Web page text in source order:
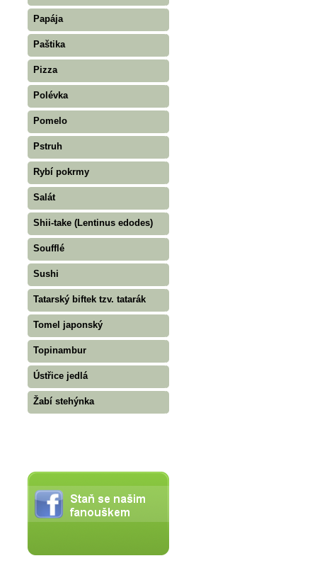
Papája
Paštika
Pizza
Polévka
Pomelo
Pstruh
Rybí pokrmy
Salát
Shii-take (Lentinus edodes)
Soufflé
Sushi
Tatarský biftek tzv. tatarák
Tomel japonský
Topinambur
Ústřice jedlá
Žabí stehýnka